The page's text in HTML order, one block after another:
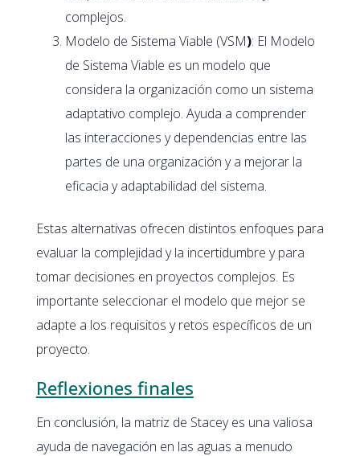
complejos.
Modelo de Sistema Viable (VSM): El Modelo
de Sistema Viable es un modelo que
considera la organización como un sistema
adaptativo complejo. Ayuda a comprender
las interacciones y dependencias entre las
partes de una organización y a mejorar la
eficacia y adaptabilidad del sistema.
Estas alternativas ofrecen distintos enfoques para
evaluar la complejidad y la incertidumbre y para
tomar decisiones en proyectos complejos. Es
importante seleccionar el modelo que mejor se
adapte a los requisitos y retos específicos de un
proyecto.
Reflexiones finales
En conclusión, la matriz de Stacey es una valiosa
ayuda de navegación en las aguas a menudo